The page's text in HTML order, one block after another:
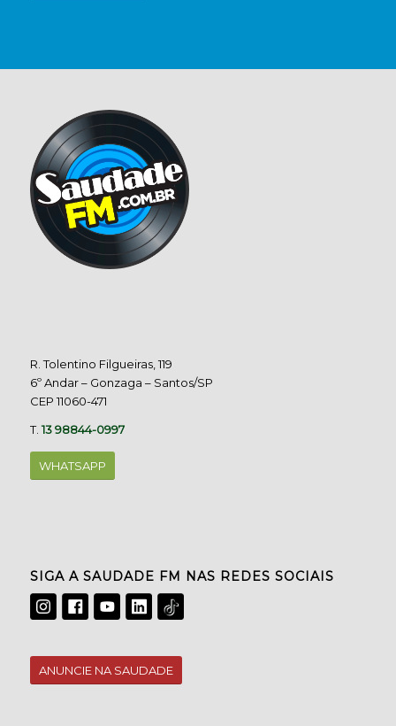
R. Tolentino Filgueiras, 119
6º Andar – Gonzaga – Santos/SP
CEP 11060-471
T.13 98844-0997
WHATSAPP
SIGA A SAUDADE FM NAS REDES SOCIAIS
ANUNCIE NA SAUDADE